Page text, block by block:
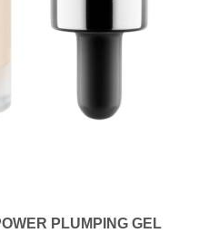
PLUMPING GEL